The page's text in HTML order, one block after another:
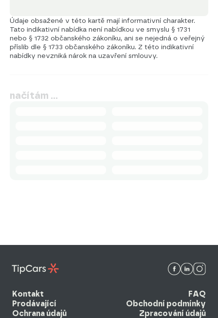
Údaje obsažené v této kartě mají informativní charakter.
Tato indikativní nabídka není nabídkou ve smyslu § 1731
nebo § 1732 občanského zákoníku, ani se nejedná o veřejný
příslib dle § 1733 občanského zákoníku. Z této indikativní
nabídky nevzniká nárok na uzavření smlouvy.
načítám …
Kontakt
FAQ
Prodávající
Obchodní podmínky
Ochrana údajů
Zpracování údajů